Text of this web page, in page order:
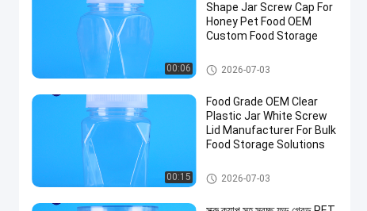
00:06
Shape Jar Screw Cap For
Honey Pet Food OEM
Custom Food Storage
প্লাস্টিকের প্যাকেজিং জার
2026-07-03
00:15
Food Grade OEM Clear
Plastic Jar White Screw
Lid Manufacturer For Bulk
Food Storage Solutions
প্লাস্টিকের প্যাকেজিং জার
2026-07-03